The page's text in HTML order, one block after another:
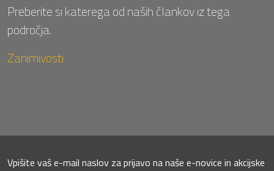
Preberite si katerega od naših člankov iz tega
področja.
Zanimivosti
Vpišite vaš e-mail naslov za prijavo na naše e-novice in akcijske